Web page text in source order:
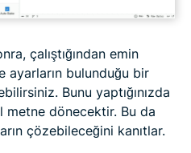
çalıştığından emin
ayarların bulunduğu bir
Bunu yaptığınızda
metne dönecektir. Bu da
çözebileceğini kanıtlar.